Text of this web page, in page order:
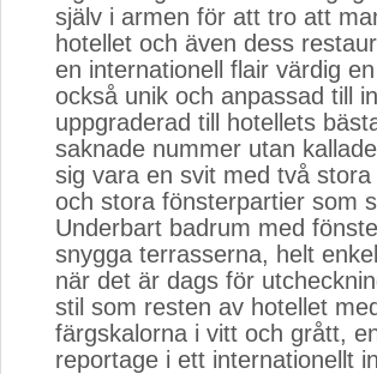
själv i armen för att tro att
hotellet och även dess
en internationell flair värdig
också unik och anpassad till
uppgraderad till hotellets
saknade nummer utan
sig vara en svit med två
och stora fönsterpartier som
Underbart badrum med
snygga terrasserna, helt
när det är dags för
stil som resten av hotellet
färgskalorna i vitt och grått,
reportage i ett internationellt